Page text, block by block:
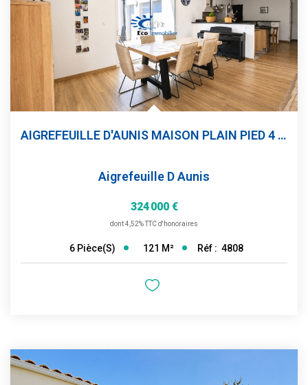
AIGREFEUILLE D'AUNIS MAISON PLAIN PIED 4 CHAMBRES 1 BUREAU...
Aigrefeuille D Aunis
324 000 €
dont 4,52% TTC d'honoraires
6 Pièce(s) 121 M² Réf : 4808